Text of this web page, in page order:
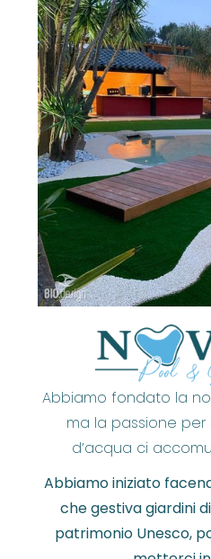
Abbiamo fondato la
ma la passione
d’acqua ci
Abbiamo iniziato
che gestiva giardini
patrimonio Unesco,